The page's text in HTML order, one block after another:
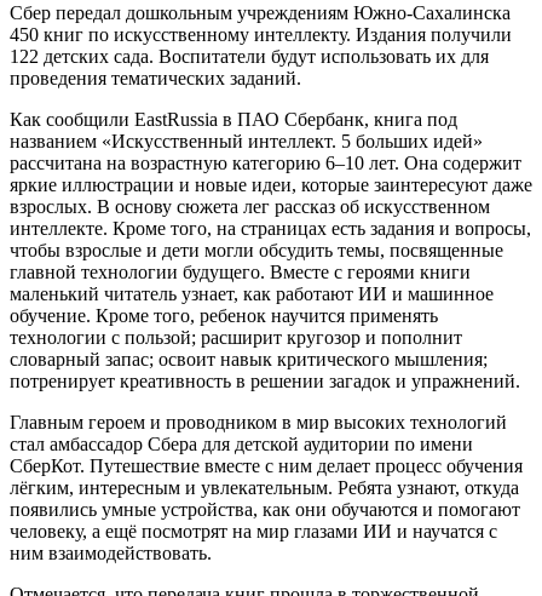
Сбер передал дошкольным учреждениям Южно-Сахалинска
450 книг по искусственному интеллекту. Издания получили
122 детских сада. Воспитатели будут использовать их для
проведения тематических заданий.
Как сообщили EastRussia в ПАО Сбербанк, книга под
названием «Искусственный интеллект. 5 больших идей»
рассчитана на возрастную категорию 6–10 лет. Она содержит
яркие иллюстрации и новые идеи, которые заинтересуют даже
взрослых. В основу сюжета лег рассказ об искусственном
интеллекте. Кроме того, на страницах есть задания и вопросы,
чтобы взрослые и дети могли обсудить темы, посвященные
главной технологии будущего. Вместе с героями книги
маленький читатель узнает, как работают ИИ и машинное
обучение. Кроме того, ребенок научится применять
технологии с пользой; расширит кругозор и пополнит
словарный запас; освоит навык критического мышления;
потренирует креативность в решении загадок и упражнений.
Главным героем и проводником в мир высоких технологий
стал амбассадор Сбера для детской аудитории по имени
СберКот. Путешествие вместе с ним делает процесс обучения
лёгким, интересным и увлекательным. Ребята узнают, откуда
появились умные устройства, как они обучаются и помогают
человеку, а ещё посмотрят на мир глазами ИИ и научатся с
ним взаимодействовать.